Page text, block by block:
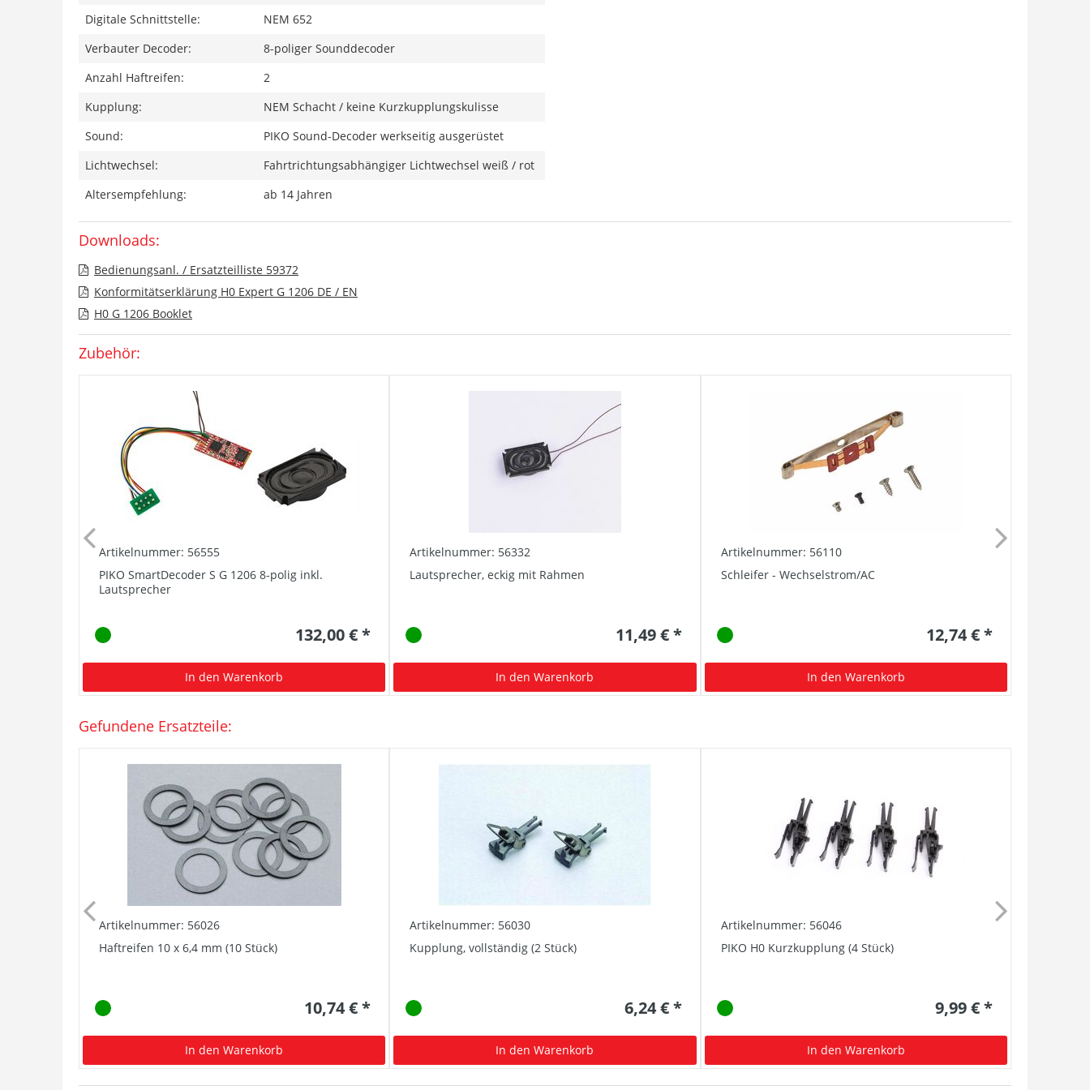
Digitale Schnittstelle:
NEM 652
Verbauter Decoder:
8-poliger Sounddecoder
Anzahl Haftreifen:
2
Kupplung:
NEM Schacht / keine Kurzkupplungskulisse
Sound:
PIKO Sound-Decoder werkseitig ausgerüstet
Lichtwechsel:
Fahrtrichtungsabhängiger Lichtwechsel weiß / rot
Altersempfehlung:
ab 14 Jahren
Downloads:
Bedienungsanl. / Ersatzteilliste 59372
Konformitätserklärung H0 Expert G 1206 DE / EN
H0 G 1206 Booklet
Zubehör:
Artikelnummer: 56555
PIKO SmartDecoder S G 1206 8-polig inkl.
Lautsprecher
132,00 € *
In den Warenkorb
Artikelnummer: 56332
Lautsprecher, eckig mit Rahmen
11,49 € *
In den Warenkorb
Artikelnummer: 56110
Schleifer - Wechselstrom/AC
12,74 € *
In den Warenkorb
Gefundene Ersatzteile:
Artikelnummer: 56026
Haftreifen 10 x 6,4 mm (10 Stück)
10,74 € *
In den Warenkorb
Artikelnummer: 56030
Kupplung, vollständig (2 Stück)
6,24 € *
In den Warenkorb
Artikelnummer: 56046
PIKO H0 Kurzkupplung (4 Stück)
9,99 € *
In den Warenkorb